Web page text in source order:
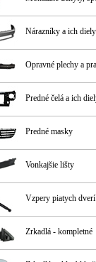
Nárazníky a ich diely
Opravné plechy a
Predné čelá a ich
Predné masky
Vonkajšie lišty
Vzpery piatych
Zrkadlá - kompletné